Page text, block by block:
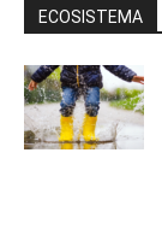
ECOSISTEMA